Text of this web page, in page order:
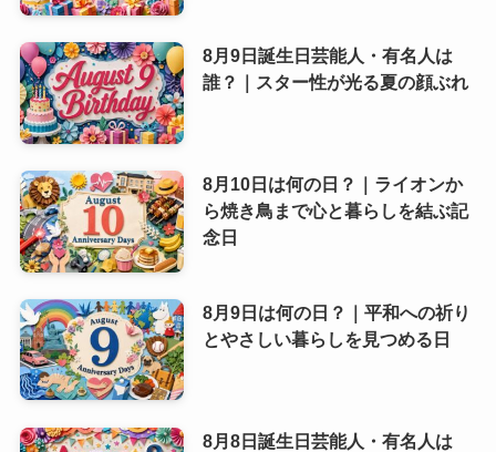
8月9日誕生日芸能人・有名人は
誰？｜スター性が光る夏の顔ぶれ
8月10日は何の日？｜ライオンか
ら焼き鳥まで心と暮らしを結ぶ記
念日
8月9日は何の日？｜平和への祈り
とやさしい暮らしを見つめる日
8月8日誕生日芸能人・有名人は